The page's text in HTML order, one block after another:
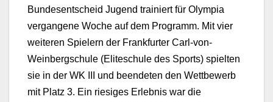
Bundesentscheid Jugend trainiert für Olympia
vergangene Woche auf dem Programm. Mit vier
weiteren Spielern der Frankfurter Carl-von-
Weinbergschule (Eliteschule des Sports) spielten
sie in der WK III und beendeten den Wettbewerb
mit Platz 3. Ein riesiges Erlebnis war die